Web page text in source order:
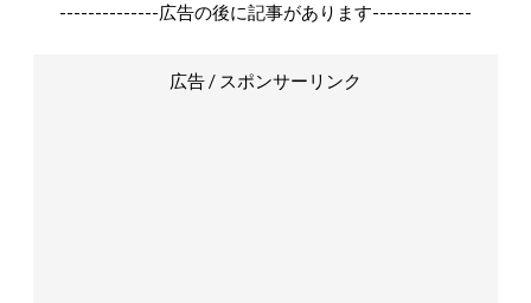
--------------広告の後に記事があります--------------
広告 / スポンサーリンク